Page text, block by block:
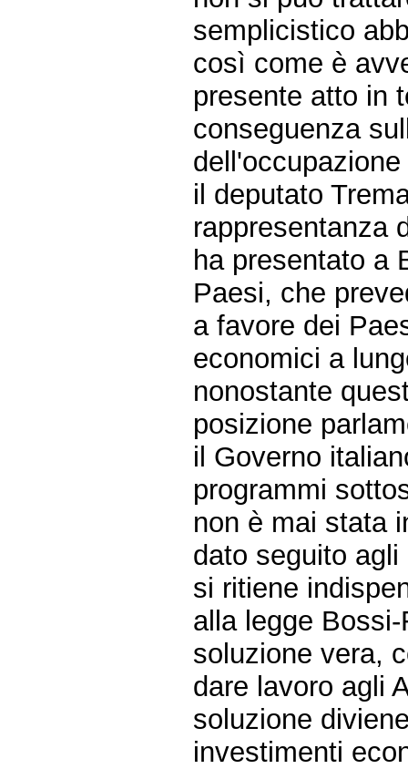
semplicistico
così come è
presente atto in
conseguenza
il deputato
rappresentanza
ha presentato a
Paesi, che
a favore dei
economici a
nonostante
posizione
il Governo
programmi
non è mai stata
dato seguito
si ritiene
alla legge
soluzione vera,
dare lavoro agli
soluzione
investimenti